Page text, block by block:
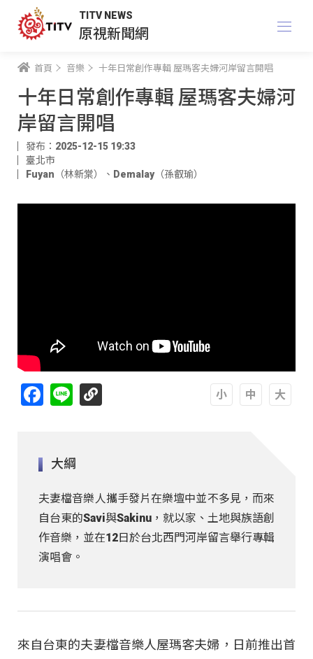
TITV NEWS
原視新聞網
首頁 音樂 十年日常創作專輯 屋瑪客夫婦河岸留言開唱
十年日常創作專輯 屋瑪客夫婦河
岸留言開唱
發布：2025-12-15 19:33
臺北市
Fuyan（林新棠）
、 Demalay（孫叡瑜）
Facebook
Line
大綱
夫妻檔音樂人攜手發片在樂壇中並不多見，而來
自台東的Savi與Sakinu，就以家、土地與族語創
作音樂，並在12日於台北西門河岸留言舉行專輯
演唱會。
來自台東的夫妻檔音樂人屋瑪客夫婦，日前推出首